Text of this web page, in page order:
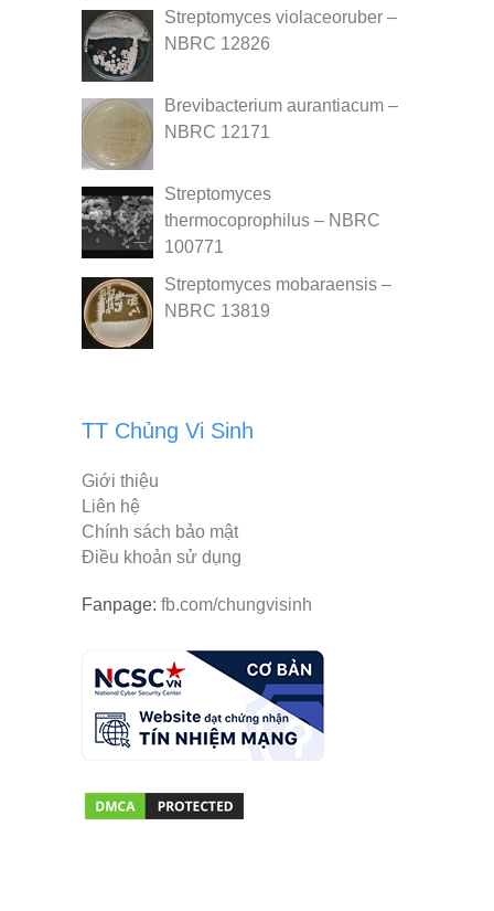
Streptomyces violaceoruber –
NBRC 12826
Brevibacterium aurantiacum –
NBRC 12171
Streptomyces
thermocoprophilus – NBRC
100771
Streptomyces mobaraensis –
NBRC 13819
TT Chủng Vi Sinh
Giới thiệu
Liên hệ
Chính sách bảo mật
Điều khoản sử dụng
Fanpage: fb.com/chungvisinh